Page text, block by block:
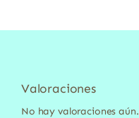
Valoraciones
No hay valoraciones aún.